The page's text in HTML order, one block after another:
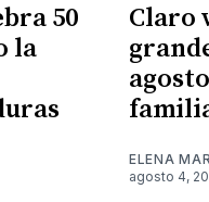
50
la
Claro
ELENA
agosto 4,